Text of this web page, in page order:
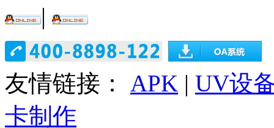
|
友情链接： APK | UV设
卡制作